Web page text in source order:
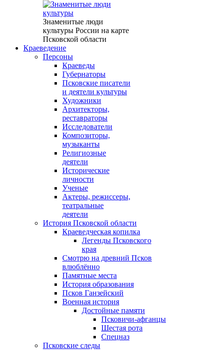
Знаменитые люди
культуры России на карте
Псковской области
Краеведение
Персоны
Краеведы
Губернаторы
Псковские писатели
и деятели культуры
Художники
Архитекторы,
реставраторы
Исследователи
Композиторы,
музыканты
Религиозные
деятели
Исторические
личности
Ученые
Актеры, режиссеры,
театральные
деятели
История Псковской области
Краеведческая копилка
Легенды Псковского
края
Смотрю на древний Псков
влюблённо
Памятные места
История образования
Псков Ганзейский
Военная история
Достойные памяти
Псковичи-афганцы
Шестая рота
Спецназ
Псковские следы